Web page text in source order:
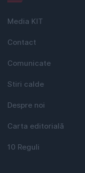
Media KIT
Contact
Comunicate
Stiri calde
Despre noi
Carta editorială
10 Reguli